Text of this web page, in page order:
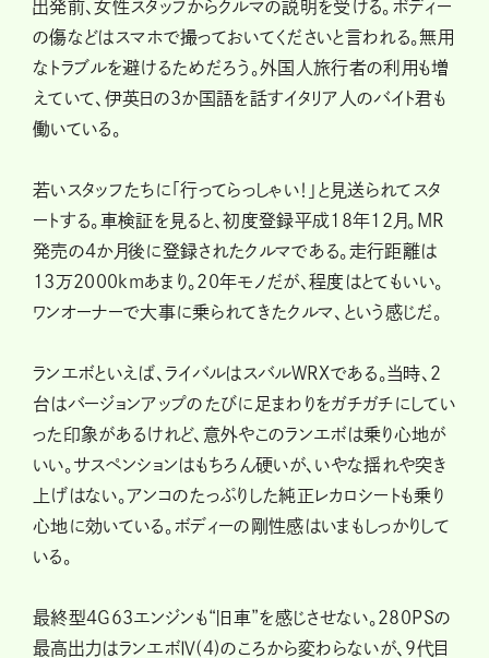
出発前、女性スタッフからクルマの説明を受ける。ボディー
の傷などはスマホで撮っておいてくださいと言われる。無用
なトラブルを避けるためだろう。外国人旅行者の利用も増
えていて、伊英日の3か国語を話すイタリア人のバイト君も
働いている。
若いスタッフたちに「行ってらっしゃい！」と見送られてスタ
ートする。車検証を見ると、初度登録平成18年12月。MR
発売の4か月後に登録されたクルマである。走行距離は
13万2000kmあまり。20年モノだが、程度はとてもいい。
ワンオーナーで大事に乗られてきたクルマ、という感じだ。
ランエボといえば、ライバルはスバルWRXである。当時、２
台はバージョンアップのたびに足まわりをガチガチにしてい
った印象があるけれど、意外やこのランエボは乗り心地が
いい。サスペンションはもちろん硬いが、いやな揺れや突き
上げはない。アンコのたっぷりした純正レカロシートも乗り
心地に効いている。ボディーの剛性感はいまもしっかりして
いる。
最終型４G63エンジンも“旧車”を感じさせない。280PSの
最高出力はランエボⅣ(４)のころから変わらないが、９代目